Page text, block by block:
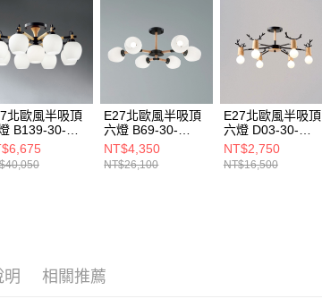
北歐風半吸頂
B139-30-
21241B
E27北歐風半吸頂
六燈 B69-30-
21262
NT$4,350
NT$26,100
E27北歐風半吸頂
六燈 D03-30-
21692A
NT$2,750
NT$16,500
明 相關推薦